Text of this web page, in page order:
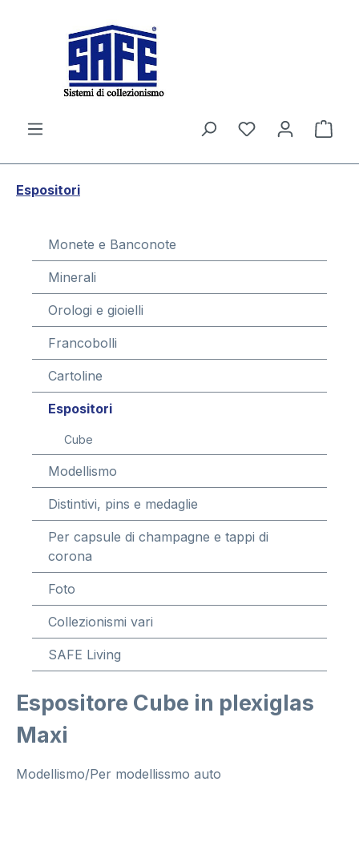
Il
Espositori
Monete e Banconote
Minerali
Orologi e gioielli
Francobolli
Cartoline
Espositori
Cube
Modellismo
Distintivi, pins e medaglie
Per capsule di champagne e tappi di
corona
Foto
Collezionismi vari
SAFE Living
Espositore Cube in plexiglas
Maxi
Modellismo/Per modellissmo auto